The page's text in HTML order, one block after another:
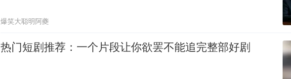
爆笑大聪明阿夔
热门短剧推荐：一个片段让你欲罢不能追完整部好剧